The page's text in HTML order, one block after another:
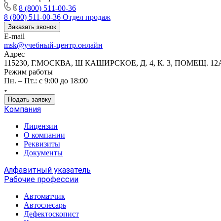
8 (800) 511-00-36
8 (800) 511-00-36 Отдел продаж
Заказать звонок
E-mail
msk@учебный-центр.онлайн
Адрес
115230, Г.МОСКВА, Ш КАШИРСКОЕ, Д. 4, К. 3, ПОМЕЩ.
Режим работы
Пн. – Пт.: с 9:00 до 18:00
Подать заявку
Компания
Лицензии
О компании
Реквизиты
Документы
Алфавитный указатель
Рабочие профессии
Автоматчик
Автослесарь
Дефектоскопист